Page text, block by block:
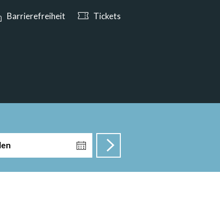
ab 10:00 Uhr geöffnet
Barrierefreiheit Tickets